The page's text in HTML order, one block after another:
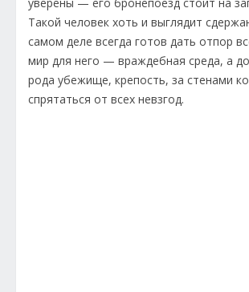
Такой человек хоть и выглядит
самом деле всегда готов дать отпор
мир для него — враждебная среда, а
рода убежище, крепость, за стенами
спрятаться от всех невзгод.